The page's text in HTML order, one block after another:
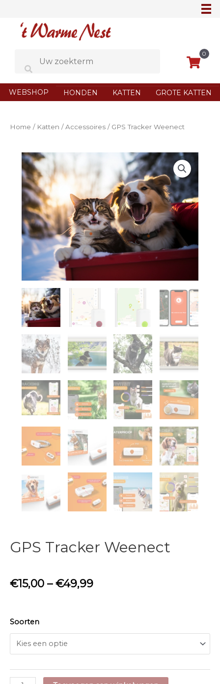
0
WEBSHOP HONDEN KATTEN GROTE KATTEN
Home / Katten /Accessoires / GPS Tracker Weenect
GPS Tracker Weenect
€15,00 –€49,99
Soorten